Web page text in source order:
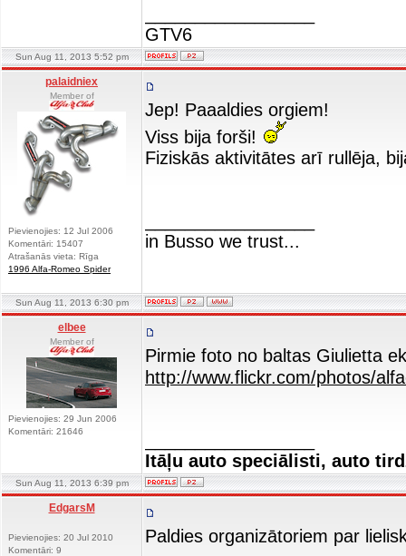
GTV6
Sun Aug 11, 2013 5:52 pm
palaidniex
Member of
Pievienojies: 12 Jul 2006
Komentāri: 15407
Atrašanās vieta: Rīga
1996 Alfa-Romeo Spider
Jep! Paaaldies orgiem!
Viss bija forši!
Fiziskās aktivitātes arī rullēja,
in Busso we trust...
Sun Aug 11, 2013 6:30 pm
elbee
Member of
Pievienojies: 29 Jun 2006
Komentāri: 21646
Pirmie foto no baltas Giulietta
http://www.flickr.com/photos/
Itāļu auto speciālisti, auto
Sun Aug 11, 2013 6:39 pm
EdgarsM
Pievienojies: 20 Jul 2010
Komentāri: 9
Paldies organizātoriem par